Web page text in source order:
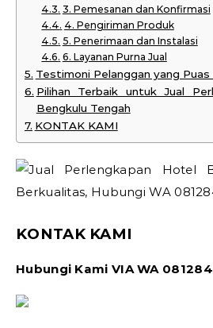
3. Pemesanan dan Konfirmasi
4. Pengiriman Produk
5. Penerimaan dan Instalasi
6. Layanan Purna Jual
Testimoni Pelanggan yang Puas
Pilihan Terbaik untuk Jual
Bengkulu Tengah
KONTAK KAMI
KONTAK KAMI
Hubungi Kami VIA WA